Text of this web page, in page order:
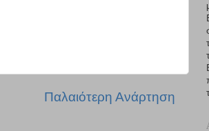
Παλαιότερη Ανάρτηση